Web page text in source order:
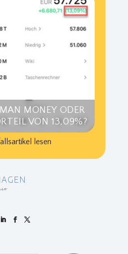
MONEY ODER
VON 13,09%?
lesen